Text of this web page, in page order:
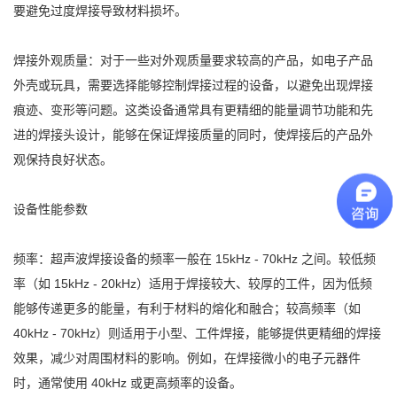
要避免过度焊接导致材料损坏。
焊接外观质量：对于一些对外观质量要求较高的产品，如电子产品
外壳或玩具，需要选择能够控制焊接过程的设备，以避免出现焊接
痕迹、变形等问题。这类设备通常具有更精细的能量调节功能和先
进的焊接头设计，能够在保证焊接质量的同时，使焊接后的产品外
观保持良好状态。
设备性能参数
频率：超声波焊接设备的频率一般在 15kHz - 70kHz 之间。较低频
率（如 15kHz - 20kHz）适用于焊接较大、较厚的工件，因为低频
能够传递更多的能量，有利于材料的熔化和融合；较高频率（如
40kHz - 70kHz）则适用于小型、工件焊接，能够提供更精细的焊接
效果，减少对周围材料的影响。例如，在焊接微小的电子元器件
时，通常使用 40kHz 或更高频率的设备。